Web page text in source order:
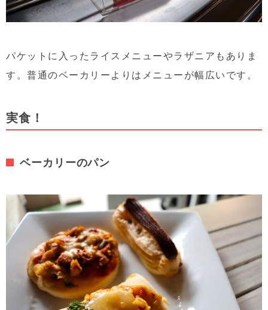
パケットに入ったライスメニューやラザニアもありま
す。普通のベーカリーよりはメニューが幅広いです。
実食！
ベーカリーのパン